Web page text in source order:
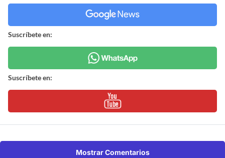
Suscríbete en:
Suscríbete en:
Mostrar Comentarios